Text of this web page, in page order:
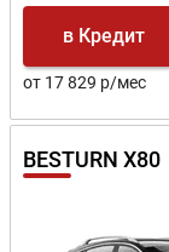
в Кредит
от 17 829 р/мес
BESTURN X80